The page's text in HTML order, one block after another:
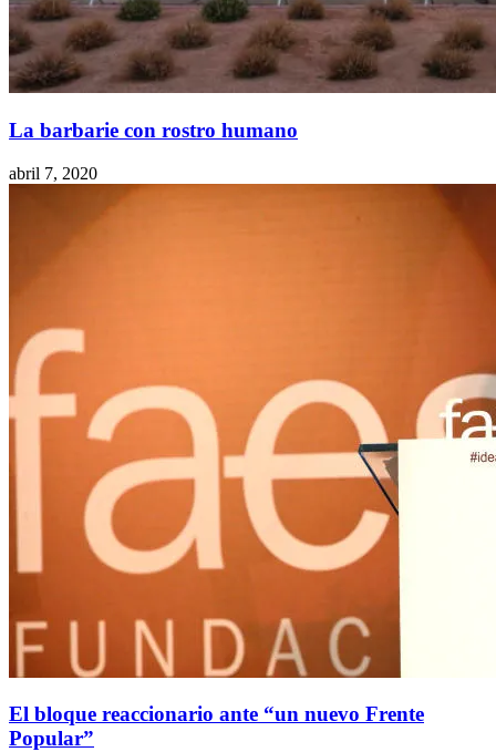
La barbarie con rostro humano
abril 7, 2020
El bloque reaccionario ante “un nuevo Frente
Popular”